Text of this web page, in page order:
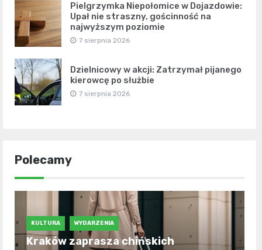
Pielgrzymka Niepołomice w Dojazdowie:
Upał nie straszny, gościnność na
najwyższym poziomie
7 sierpnia 2026
Dzielnicowy w akcji: Zatrzymał pijanego
kierowcę po służbie
7 sierpnia 2026
Polecamy
KULTURA WYDARZENIA
Kraków zaprasza chińskich